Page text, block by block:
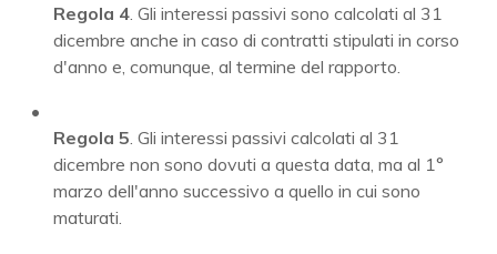
Regola 4 . Gli interessi passivi sono calcolati al 31
dicembre anche in caso di contratti stipulati in corso
d'anno e, comunque, al termine del rapporto.
Regola 5 . Gli interessi passivi calcolati al 31
dicembre non sono dovuti a questa data, ma al 1°
marzo dell'anno successivo a quello in cui sono
maturati.